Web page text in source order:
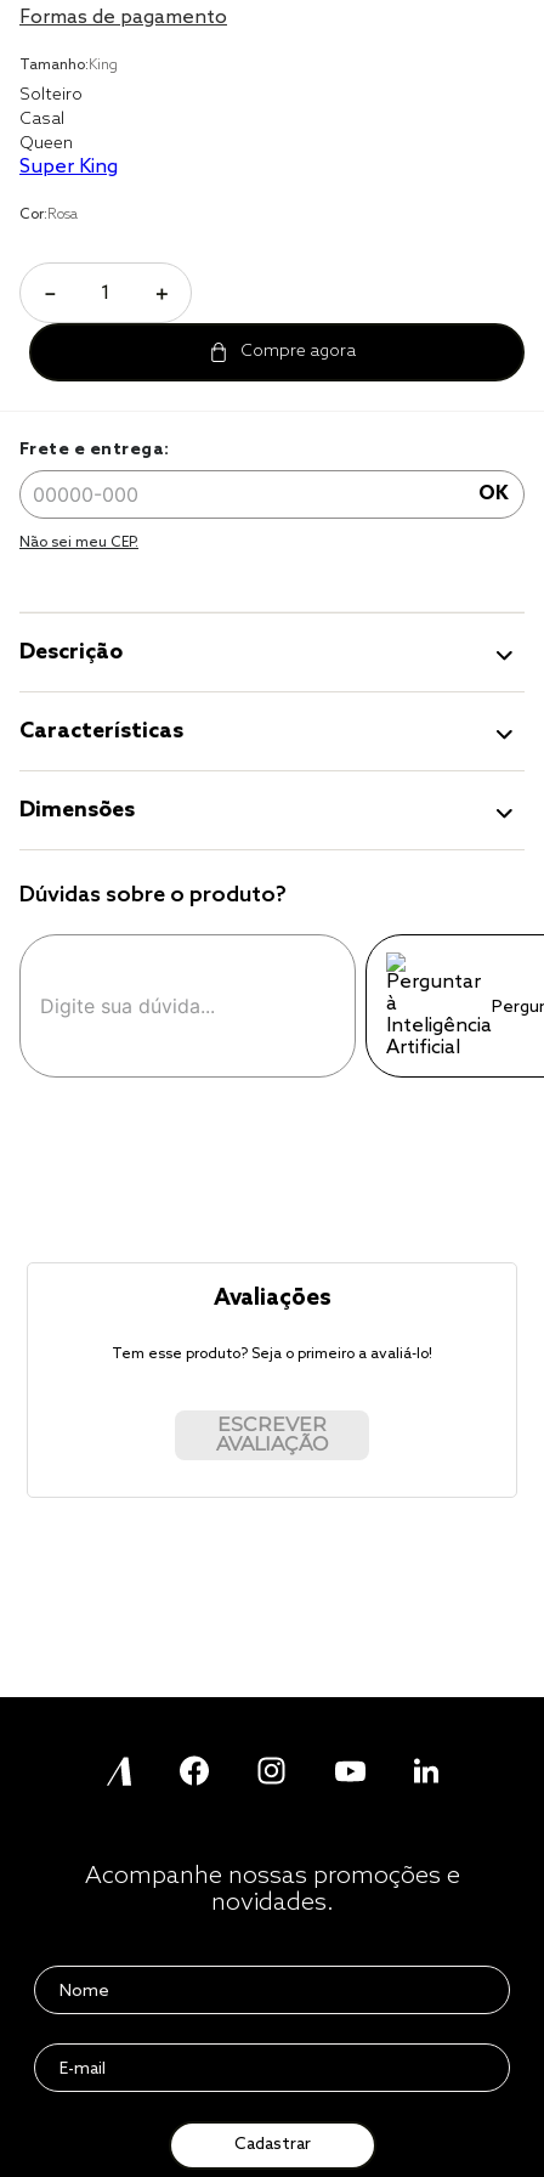
Formas de pagamento
Tamanho:King
Solteiro
Casal
Queen
Super King
Cor:Rosa
＋
－
Frete e entrega:
OK
Não sei meu CEP.
Descrição
Características
Dimensões
Dúvidas sobre o produto?
Avaliações
Tem esse produto? Seja o primeiro a avaliá-lo!
ESCREVER
AVALIAÇÃO
Acompanhe nossas promoções e
novidades.
Cadastrar
cobertor
jogo cama casal